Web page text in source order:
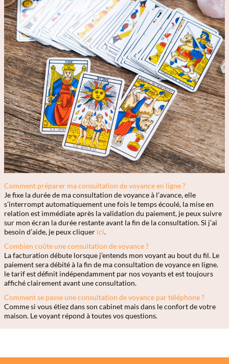
Comment préparer ma consultation de voyance en ligne ?
Je fixe la durée de ma consultation de voyance à l’avance, elle
s’interrompt automatiquement une fois le temps écoulé, la mise en
relation est immédiate après la validation du paiement, je peux suivre
sur mon écran la durée restante avant la fin de la consultation. Si j’ai
besoin d’aide, je peux cliquer ici.
Combien coûte une consultation de voyance ?
La facturation débute lorsque j’entends mon voyant au bout du fil. Le
paiement sera débité à la fin de ma consultation de voyance en ligne.
le tarif est définit indépendamment par nos voyants et est toujours
affiché clairement avant une consultation.
Comment se passe une consultation de voyance par téléphone ?
Comme si vous étiez dans son cabinet mais dans le confort de votre
maison. Le voyant répond à toutes vos questions.